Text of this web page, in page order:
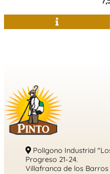
Polígono Industrial
Progreso 21-24.
Villafranca de los Barros